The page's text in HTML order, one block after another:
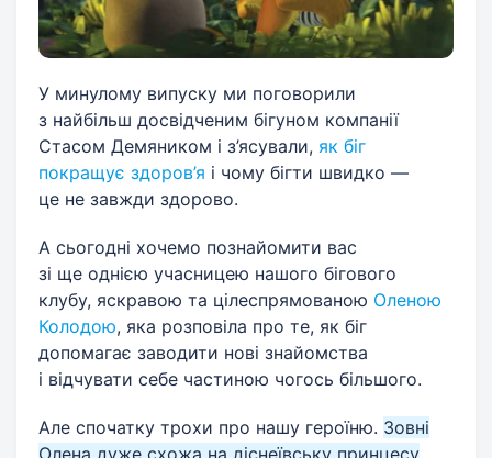
У минулому випуску ми поговорили
з найбільш досвідченим бігуном компанії
Стасом Демяником і з’ясували, як біг
покращує здоров’я і чому бігти швидко —
це не завжди здорово.
А сьогодні хочемо познайомити вас
зі ще однією учасницею нашого бігового
клубу, яскравою та цілеспрямованою Оленою
Колодою, яка розповіла про те, як біг
допомагає заводити нові знайомства
і відчувати себе частиною чогось більшого.
Але спочатку трохи про нашу героїню. Зовні
Олена дуже схожа на діснеївську принцесу